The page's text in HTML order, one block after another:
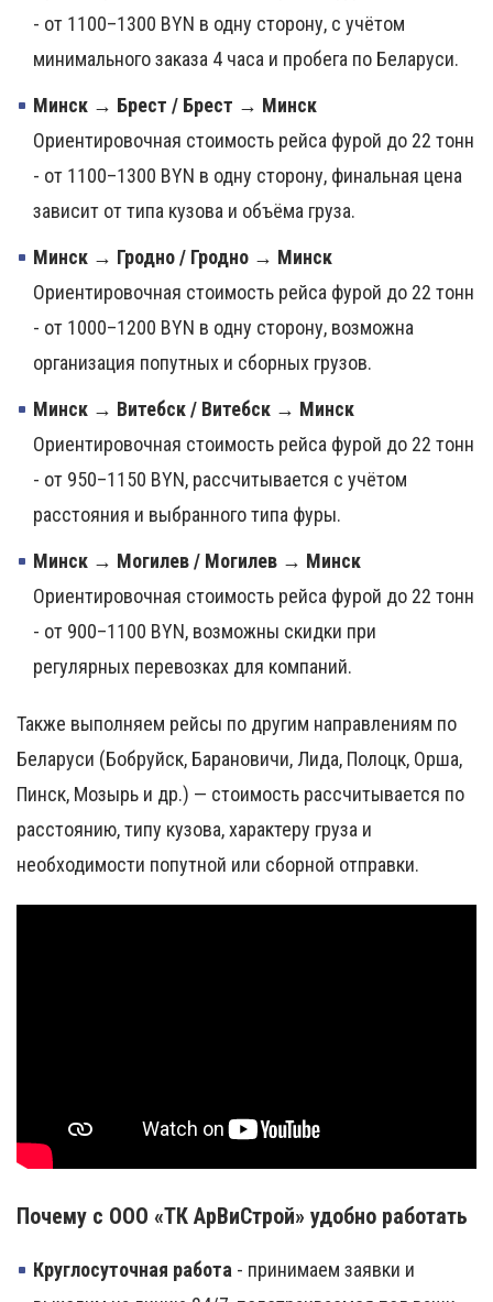
- от 1100–1300 BYN в одну сторону, с учётом
минимального заказа 4 часа и пробега по Беларуси.
Минск → Брест / Брест → Минск
Ориентировочная стоимость рейса фурой до 22 тонн
- от 1100–1300 BYN в одну сторону, финальная цена
зависит от типа кузова и объёма груза.
Минск → Гродно / Гродно → Минск
Ориентировочная стоимость рейса фурой до 22 тонн
- от 1000–1200 BYN в одну сторону, возможна
организация попутных и сборных грузов.
Минск → Витебск / Витебск → Минск
Ориентировочная стоимость рейса фурой до 22 тонн
- от 950–1150 BYN, рассчитывается с учётом
расстояния и выбранного типа фуры.
Минск → Могилев / Могилев → Минск
Ориентировочная стоимость рейса фурой до 22 тонн
- от 900–1100 BYN, возможны скидки при
регулярных перевозках для компаний.
Также выполняем рейсы по другим направлениям по
Беларуси (Бобруйск, Барановичи, Лида, Полоцк, Орша,
Пинск, Мозырь и др.) — стоимость рассчитывается по
расстоянию, типу кузова, характеру груза и
необходимости попутной или сборной отправки.
Почему с ООО «ТК АрВиСтрой» удобно работать
Круглосуточная работа - принимаем заявки и